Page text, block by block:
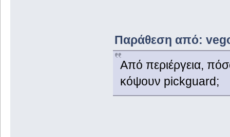
Παράθεση από:
Από περιέργεια,
κόψουν pickguard;